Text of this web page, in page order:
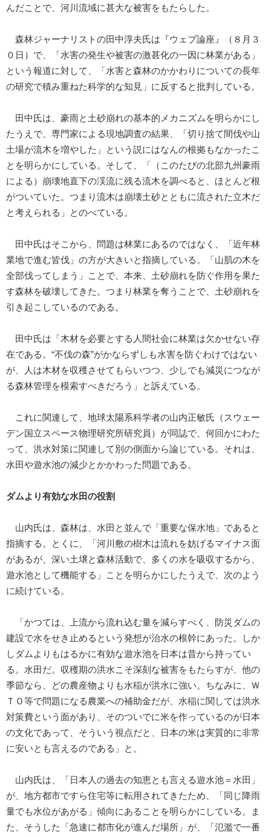
んだことで、河川流域に甚大な被害をもたらした。
森林ジャーナリストの田中淳夫氏は『ウェブ論座』（８月３
０日）で、「水害の発生や被害の激甚化の一因に林業がある」
という報道に対して、「水害と森林のかかわりについての長年
の研究で積み重ねた科学的な知見」に反すると批判している。
田中氏は、豪雨と土砂崩れの基本的メカニズムを明らかにし
たうえで、専門家による現地調査の結果、「切り捨て間伐や山
土場が流木を増やした」という説にはなんの根拠もなかったこ
とを明らかにしている。そして、「（このたびの北部九州豪雨
による）崩壊地直下の渓流に残る流木を調べると、ほとんど根
がついていた。つまり流木は崩壊土砂とともに流された立木だ
と考えられる」とのべている。
田中氏はそこから、問題は林業にあるのではなく、「近年林
業地で進む皆伐」の方が大きいと指摘している。「山肌の木を
全部伐ってしまう」ことで、本来、土砂崩れを防ぐ作用を果た
す森林を破壊してきた。つまり林業を奪うことで、土砂崩れを
引き起こしているのである。
田中氏は「木材を必要とする人間社会に林業は欠かせない存
在である。“不伐の森”がかならずしも水害を防ぐわけではない
が、人は木材を収穫させてもらいつつ、少しでも減災につなが
る森林管理を模索すべきだろう」と訴えている。
これに関連して、地球太陽系科学者の山内正敏氏（スウェー
デン国立スペース物理研究所研究員）が同誌で、何回かにわた
って、洪水対策に関連して別の側面から論じている。それは、
水田や遊水池の減少とかかわった問題である。
ダムより有効な水田の役割
山内氏は、森林は、水田と並んで「重要な保水地」であると
指摘する。とくに、「河川敷の樹木は流れを妨げるマイナス面
があるが、深い土壌と森林活動で、多くの水を吸収するから、
遊水池として機能する」ことを明らかにしたうえで、次のよう
に続けている。
「かつては、上流から流れ込む量を減らすべく、防災ダムの
建設で水をせき止めるという発想が治水の根幹にあった。しか
しダムよりもはるかに有効な遊水池を日本は昔から持ってい
る。水田だ。収穫期の洪水こそ深刻な被害をもたらすが、他の
季節なら、どの農産物よりも水稲が洪水に強い。ちなみに、Ｗ
ＴＯ等で問題になる農業への補助金だが、水稲に関しては洪水
対策費という面があり、そのついでに米を作っているのが日本
の文化であって、そういう視点だと、日本の米は実質的に非常
に安いとも言えるのである」と。
山内氏は、「日本人の過去の知恵とも言える遊水池＝水田」
が、地方都市ですら住宅等に転用されてきたため、「同じ降雨
量でも水位があがる」傾向にあることを明らかにしている。ま
た、そうした「急速に都市化が進んだ場所」が、「氾濫で一番